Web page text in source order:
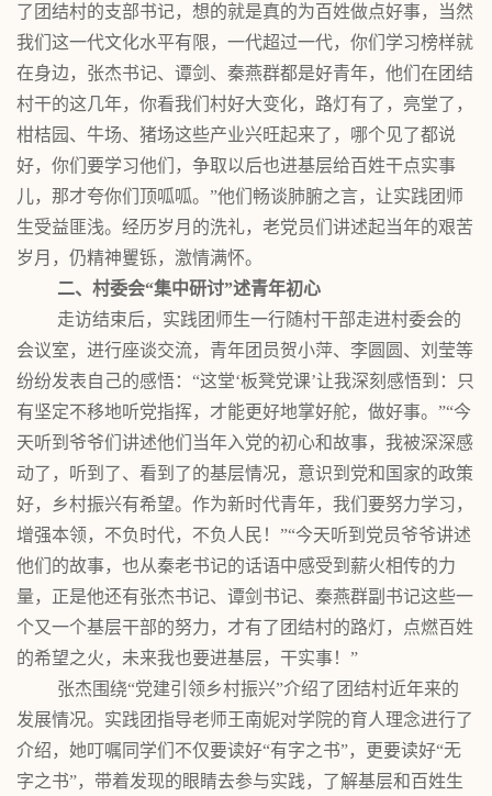
了团结村的支部书记，想的就是真的为百姓做点好事，当然
我们这一代文化水平有限，一代超过一代，你们学习榜样就
在身边，张杰书记、谭剑、秦燕群都是好青年，他们在团结
村干的这几年，你看我们村好大变化，路灯有了，亮堂了，
柑桔园、牛场、猪场这些产业兴旺起来了，哪个见了都说
好，你们要学习他们，争取以后也进基层给百姓干点实事
儿，那才夸你们顶呱呱。”他们畅谈肺腑之言，让实践团师
生受益匪浅。经历岁月的洗礼，老党员们讲述起当年的艰苦
岁月，仍精神矍铄，激情满怀。
二、村委会“集中研讨”述青年初心
走访结束后，实践团师生一行随村干部走进村委会的
会议室，进行座谈交流，青年团员贺小萍、李圆圆、刘莹等
纷纷发表自己的感悟： “这堂‘板凳党课’让我深刻感悟到：只
有坚定不移地听党指挥，才能更好地掌好舵，做好事。”“今
天听到爷爷们讲述他们当年入党的初心和故事，我被深深感
动了，听到了、看到了的基层情况，意识到党和国家的政策
好，乡村振兴有希望。作为新时代青年，我们要努力学习，
增强本领，不负时代，不负人民！”“今天听到党员爷爷讲述
他们的故事，也从秦老书记的话语中感受到薪火相传的力
量，正是他还有张杰书记、谭剑书记、秦燕群副书记这些一
个又一个基层干部的努力，才有了团结村的路灯，点燃百姓
的希望之火，未来我也要进基层，干实事！”
张杰围绕“党建引领乡村振兴”介绍了团结村近年来的
发展情况。实践团指导老师王南妮对学院的育人理念进行了
介绍，她叮嘱同学们不仅要读好“有字之书”，更要读好“无
字之书”，带着发现的眼睛去参与实践，了解基层和百姓生